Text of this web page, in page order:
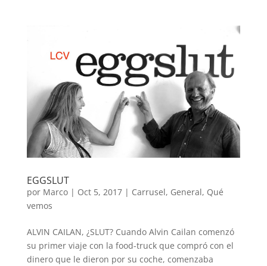
EGGSLUT
por Marco| Oct 5, 2017| Carrusel, General, Qué
vemos
ALVIN CAILAN, ¿SLUT? Cuando Alvin Cailan comenzó
su primer viaje con la food-truck que compró con el
dinero que le dieron por su coche, comenzaba